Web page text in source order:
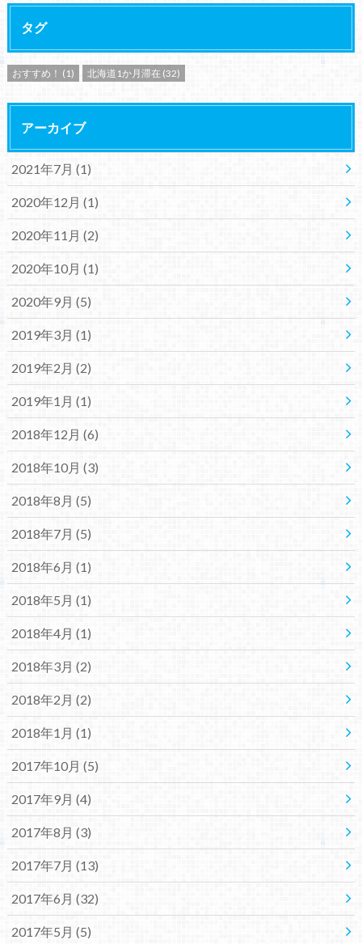
タグ
おすすめ！ (1) 北海道1か月滞在 (32)
アーカイブ
2021年7月 (1)
2020年12月 (1)
2020年11月 (2)
2020年10月 (1)
2020年9月 (5)
2019年3月 (1)
2019年2月 (2)
2019年1月 (1)
2018年12月 (6)
2018年10月 (3)
2018年8月 (5)
2018年7月 (5)
2018年6月 (1)
2018年5月 (1)
2018年4月 (1)
2018年3月 (2)
2018年2月 (2)
2018年1月 (1)
2017年10月 (5)
2017年9月 (4)
2017年8月 (3)
2017年7月 (13)
2017年6月 (32)
2017年5月 (5)